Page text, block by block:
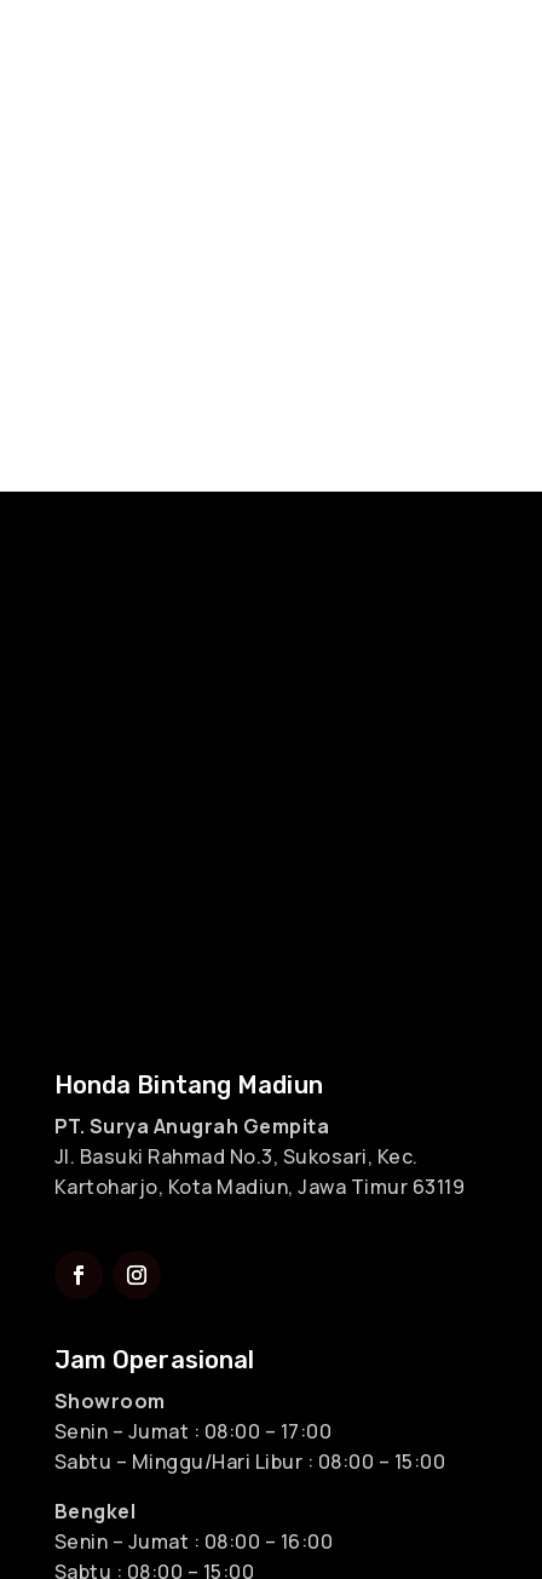
Honda Bintang Madiun
PT. Surya Anugrah Gempita
Jl. Basuki Rahmad No.3, Sukosari, Kec.
Kartoharjo, Kota Madiun, Jawa Timur 63119
Jam Operasional
Showroom
Senin – Jumat : 08:00 – 17:00
Sabtu – Minggu/Hari Libur : 08:00 – 15:00
Bengkel
Senin – Jumat : 08:00 – 16:00
Sabtu : 08:00 – 15:00